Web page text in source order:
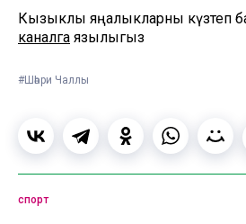
Кызыклы яңалыкларны күзәтеп
каналга язылыгыз
#Шәһри Чаллы
спорт